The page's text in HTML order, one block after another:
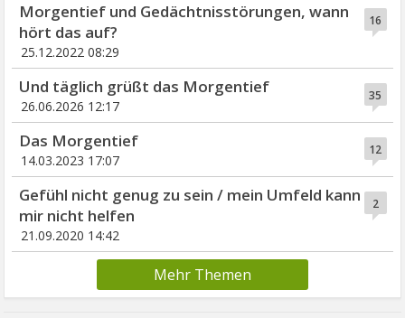
16
Morgentief und Gedächtnisstörungen, wann
hört das auf?
25.12.2022 08:29
35
Und täglich grüßt das Morgentief
26.06.2026 12:17
12
Das Morgentief
14.03.2023 17:07
2
Gefühl nicht genug zu sein / mein Umfeld kann
mir nicht helfen
21.09.2020 14:42
Mehr Themen